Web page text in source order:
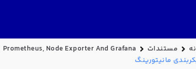
مستندات
Prometheus, Node Exporter And Grafana
مانیتورینگ